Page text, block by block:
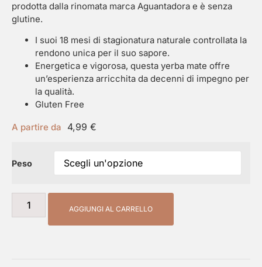
prodotta dalla rinomata marca Aguantadora e è senza
glutine.
I suoi 18 mesi di stagionatura naturale controllata la
rendono unica per il suo sapore.
Energetica e vigorosa, questa yerba mate offre
un’esperienza arricchita da decenni di impegno per
la qualità.
Gluten Free
A partire da 4,99 €
Peso
AGGIUNGI AL CARRELLO